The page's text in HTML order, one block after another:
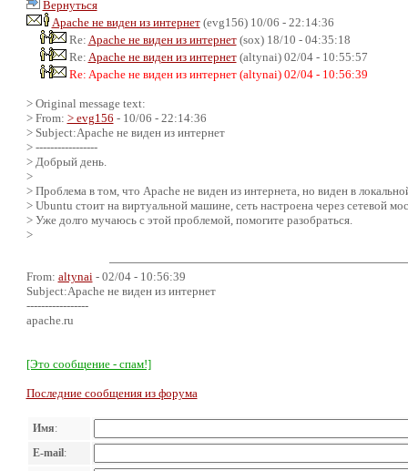
Вернуться
Apache не виден из интернет(evg156) 10/06 - 22:14:36
Re: Apache не виден из интернет(sox) 18/10 - 04:35:18
Re: Apache не виден из интернет(altynai) 02/04 - 10:55:57
Re: Apache не виден из интернет (altynai) 02/04 - 10:56:39
> Original message text:
> From: > evg156 - 10/06 - 22:14:36
> Subject:Apache не виден из интернет
> -----------------
> Добрый день.
>
> Проблема в том, что Apache не виден из интернета, но виден в
> Ubuntu стоит на виртуальной машине, сеть настроена через сетевой
> Уже долго мучаюсь с этой проблемой, помогите разобраться.
>
From: altynai - 02/04 - 10:56:39
Subject:Apache не виден из интернет
-----------------
apache.ru
[Это сообщение - спам!]
Последние сообщения из форума
Имя:
E-mail: